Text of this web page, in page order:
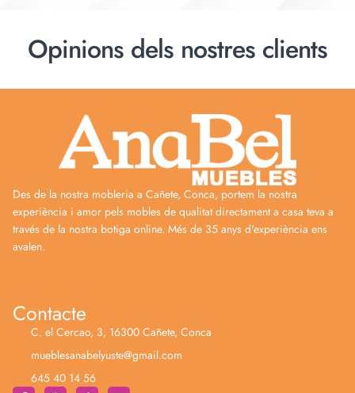
Opinions dels nostres clients
Des de la nostra mobleria a Cañete, Conca, portem la nostra
experiència i amor pels mobles de qualitat directament a casa teva a
través de la nostra botiga online. Més de 35 anys d'experiència ens
avalen.
Contacte
C. el Cercao, 3, 16300 Cañete, Conca
mueblesanabelyuste@gmail.com
645 40 14 56